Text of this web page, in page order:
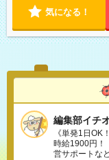
気になる！
編集部イチ
《単発1日OK
時給1900円！
営サポートな